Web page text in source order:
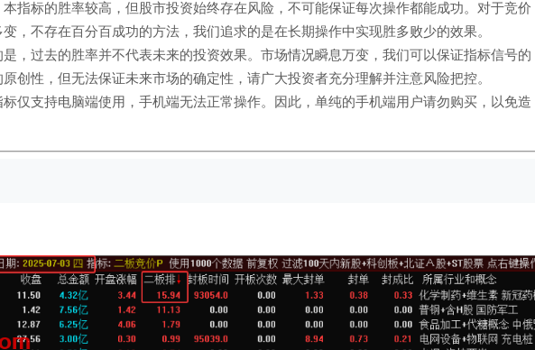
本指标的胜率较高，但股市投资始终存在风险，不可能保证每次操作都能成功。对于竞价
，不存在百分百成功的方法，我们追求的是在长期操作中实现胜多败少的效果。
是，过去的胜率并不代表未来的投资效果。市场情况瞬息万变，我们可以保证指标信号的
创性，但无法保证未来市场的确定性，请广大投资者充分理解并注意风险把控。
标仅支持电脑端使用，手机端无法正常操作。因此，单纯的手机端用户请勿购买，以免造